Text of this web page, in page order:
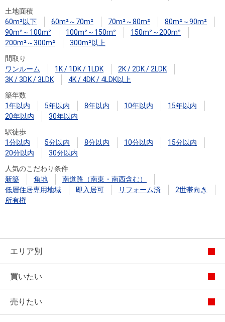
土地面積
60m²以下
60m²～70m² 70m²～80m²
80m²～90m²
90m²～100m²
100m²～150m²
150m²～200m²
200m²～300m²
300m²以上
間取り
ワンルーム
1K / 1DK / 1LDK
2K / 2DK / 2LDK
3K / 3DK / 3LDK
4K / 4DK / 4LDK以上
築年数
1年以内
5年以内 8年以内 10年以内
15年以内
20年以内
30年以内
駅徒歩
1分以内
5分以内 8分以内 10分以内
15分以内
20分以内
30分以内
人気のこだわり条件
新築
角地
南道路（南東・南西含む）
低層住居専用地域
即入居可 リフォーム済
2世帯向き
所有権
エリア別
買いたい
売りたい